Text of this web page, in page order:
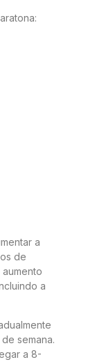
a
de
a
semana.
a 8-